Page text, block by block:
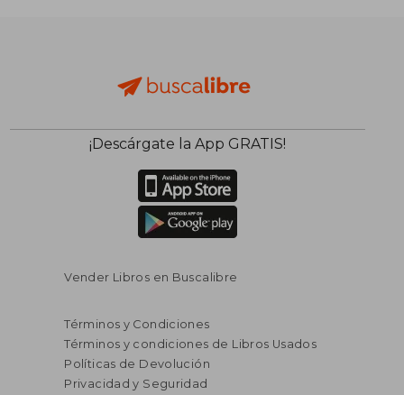
¡Descárgate la App GRATIS!
Vender Libros en Buscalibre
Términos y Condiciones
Términos y condiciones de Libros Usados
Políticas de Devolución
Privacidad y Seguridad